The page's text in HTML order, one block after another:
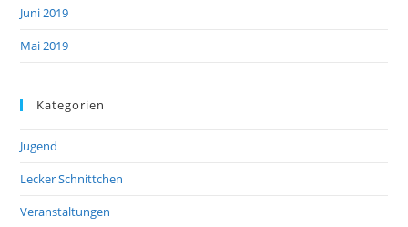
Juni 2019
Mai 2019
Kategorien
Jugend
Lecker Schnittchen
Veranstaltungen